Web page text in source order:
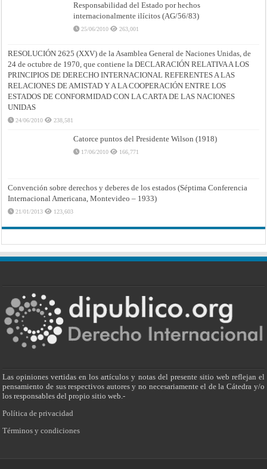
Responsabilidad del Estado por hechos
internacionalmente ilícitos (AG/56/83)
25/06/2010 263,001
RESOLUCIÓN 2625 (XXV) de la Asamblea General de Naciones Unidas, de
24 de octubre de 1970, que contiene la DECLARACIÓN RELATIVA A LOS
PRINCIPIOS DE DERECHO INTERNACIONAL REFERENTES A LAS
RELACIONES DE AMISTAD Y A LA COOPERACIÓN ENTRE LOS
ESTADOS DE CONFORMIDAD CON LA CARTA DE LAS NACIONES
UNIDAS
24/06/2010 238,581
Catorce puntos del Presidente Wilson (1918)
17/06/2010 166,771
Convención sobre derechos y deberes de los estados (Séptima Conferencia
Internacional Americana, Montevideo – 1933)
21/01/2013 123,603
Las opiniones vertidas en los artículos y notas del presente sitio web reflejan el
pensamiento de sus respectivos autores y no necesariamente el de la Cátedra y/o
los responsables del propio sitio web.-
Política de privacidad
Términos y condiciones